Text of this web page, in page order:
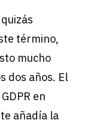
término,
mucho
dos años. El
en
añadía la